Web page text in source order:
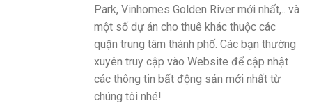
Park, Vinhomes Golden River mới nhất,.. và
một số dự án cho thuê khác thuộc các
quận trung tâm thành phố. Các bạn thường
xuyên truy cập vào Website để cập nhật
các thông tin bất động sản mới nhất từ
chúng tôi nhé!